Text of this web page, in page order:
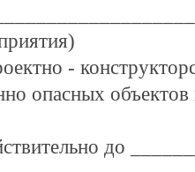
-
опасных объектов
до